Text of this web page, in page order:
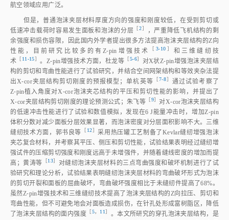
航空领域应用广泛。
但是，普通泡沫夹层材料厚度方向的强度和刚度较低，在受到剪切或
低速冲击载荷时容易发生面板和泡沫的分层 ［2］
，严重降低飞机结构的剩
余强度和损伤容限，因此国内外学者提出很多方法提高泡沫夹层结构的Z向
性能，目前研究比较多的有Z⁃pin增强技 术 ［ 3⁃10 ］和三维缝纫技
术 ［ 11⁃15］ 。Z⁃pin增强技术方面，杜龙等 ［5⁃6］
对X状Z⁃pin增强泡沫夹层结
构的剪切和弯曲性能进行了试验研究，并结合空间网架结构和等效夹杂法提
出X⁃cor夹层结构剪切刚度的预报模型；单杭英等 ［7⁃8］ 通过试验考察了
Z⁃pin植入角度对X⁃cor泡沫夹芯结构的平压和剪切性能的影响，并提出了
X⁃cor夹层结构剪切刚度的理论预测公式；朱飞等 ［9］ 对X⁃cor泡沫夹层结构
的低速冲击性能进行了试验和数值模拟，发现在6 J能量冲击时，增加Z⁃pin
体积分数对减少面板分层效果显著，而泡沫密度对分层面积影响不大。三维
缝纫技术方面，郭书良等 ［ 12］ 采用热压罐工艺制备了Kevlar缝纫增强泡沫
夹芯复合材料，并考察其平压、侧压和剪切性能，试验结果表明经过缝纫增
强试件的压缩剪切强度和刚度远高于未增强件，并随着缝线密度的增加而提
高；黄涛等 ［13］
对缝纫泡沫夹层材料的三点弯曲强度和破坏机制进行了试
验研究和理论分析，试验结果表明缝纫泡沫夹层材料的弯曲破坏形式为泡沫
的剪切开裂和面板的屈曲破坏，弯曲破坏强度相比于未缝纫件提高了68%。
虽然Z⁃pin增强技术和三维缝纫技术提高了泡沫夹层结构的Z向拉压、剪切和
弯曲性能，但不可避免地会对面板造成损伤，在针孔处形成富树脂区，降低
了泡沫夹层结构的面内强度 ［5， 11］ 。本文所研究的穿孔泡沫夹层结构，是